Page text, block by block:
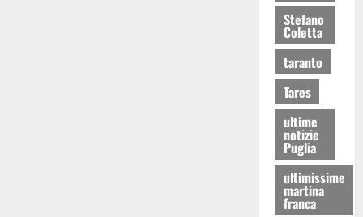
Stefano
Coletta
taranto
Tares
ultime
notizie
Puglia
ultimissime
martina
franca